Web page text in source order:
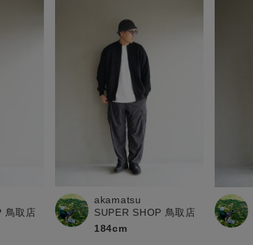
鳥取店
akamatsu
SUPER SHOP 鳥取店
184cm